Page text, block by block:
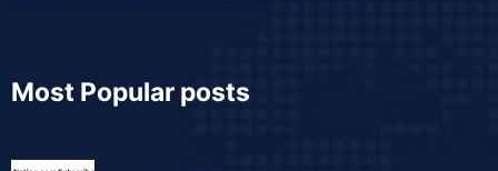
Most Popular posts